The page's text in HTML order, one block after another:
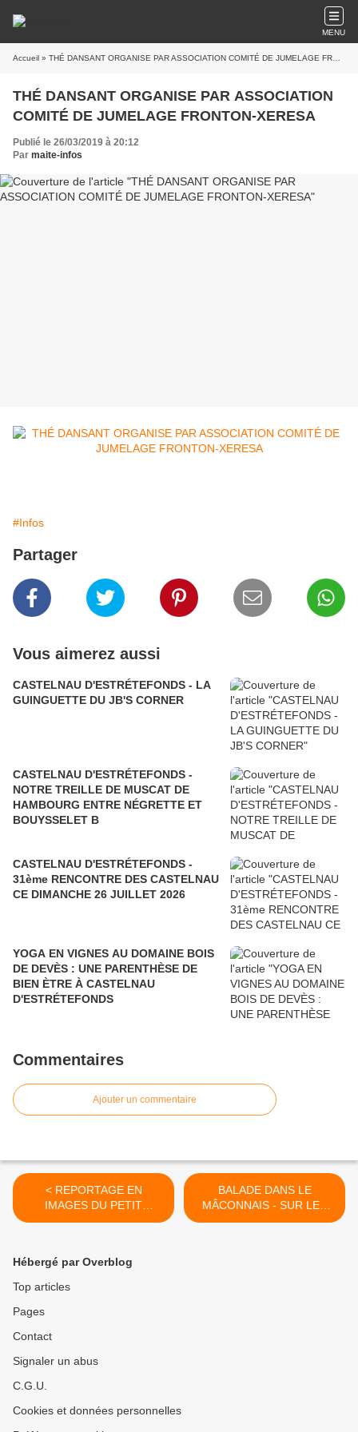
MENU
Accueil » THÉ DANSANT ORGANISE PAR ASSOCIATION COMITÉ DE JUMELAGE FRONTON-XERESA
THÉ DANSANT ORGANISE PAR ASSOCIATION
COMITÉ DE JUMELAGE FRONTON-XERESA
Publié le 26/03/2019 à 20:12
Par maite-infos
#Infos
Partager
Vous aimerez aussi
CASTELNAU D'ESTRÉTEFONDS - LA
GUINGUETTE DU JB'S CORNER
CASTELNAU D'ESTRÉTEFONDS -
NOTRE TREILLE DE MUSCAT DE
HAMBOURG ENTRE NÉGRETTE ET
BOUYSSELET B
CASTELNAU D'ESTRÉTEFONDS -
31ème RENCONTRE DES CASTELNAU
CE DIMANCHE 26 JUILLET 2026
YOGA EN VIGNES AU DOMAINE BOIS
DE DEVÈS : UNE PARENTHÈSE DE
BIEN ÈTRE À CASTELNAU
D'ESTRÉTEFONDS
Commentaires
Ajouter un commentaire
< REPORTAGE EN
IMAGES DU PETIT
DÉJEUNER GOURMAND
BALADE DANS LE
MÂCONNAIS - SUR LES
TRACES D'ALPHONSE DE
Hébergé par Overblog
Top articles
Pages
Contact
Signaler un abus
C.G.U.
Cookies et données personnelles